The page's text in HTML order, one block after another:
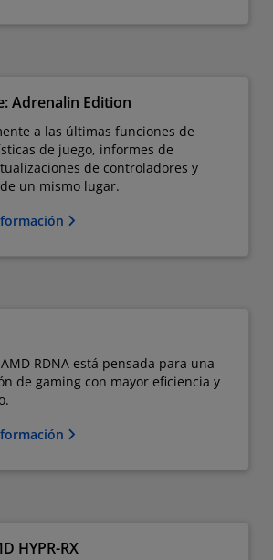
Adrenalin Edition
a las últimas funciones de
de juego, informes de
de controladores y
un mismo lugar.
RDNA está pensada para una
de gaming con mayor eficiencia y
HYPR-RX